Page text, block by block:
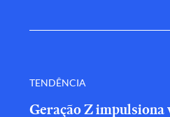
TENDÊNCIA
Geração Z impulsiona